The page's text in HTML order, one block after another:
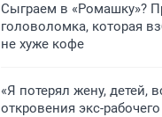
Сыграем в «Ромашку»?
головоломка, которая
не хуже кофе
«Я потерял жену, детей,
откровения экс-